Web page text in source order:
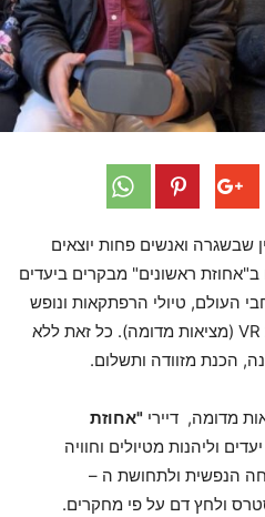
שבשגרה ואנשים פחות יוצאים
ב"אחוזת ראשונים" מבקרים ביעדים
העולם, טיולי הרפתקאות ונופש
באתרי סקי באמצעות טכנולוגית VR (מציאות מדומה). כל זאת ללא
הכנת מזוודה ותשלום.
מדומה, דיירי "אחוזת
וליהנות מטיולים וחוויה
הנפשית ולתחושת ה –